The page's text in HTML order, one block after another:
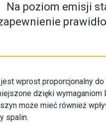
Na poziom emisji
jest wprost proporcjonalny
dzięki
może mieć również
spalin.